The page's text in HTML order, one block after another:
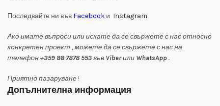
Последвайте ни във Facebook и Instagram.
Ако имате въпроси или искате да се свържете с нас относно
конкретен проект , можете да се свържете с нас на
телефон+359 88 7878 553във Viberили WhatsApp.
Приятно пазаруване!
Допълнителна информация